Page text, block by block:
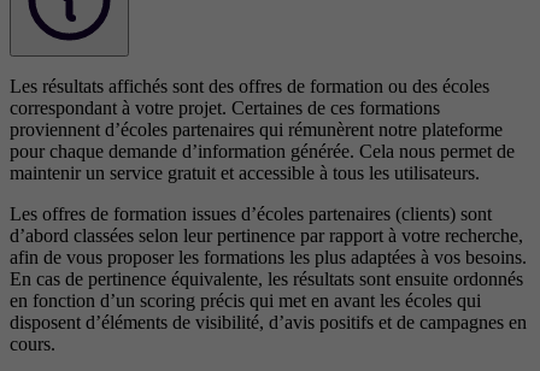
Les résultats affichés sont des offres de formation ou des écoles
correspondant à votre projet. Certaines de ces formations
proviennent d’écoles partenaires qui rémunèrent notre plateforme
pour chaque demande d’information générée. Cela nous permet de
maintenir un service gratuit et accessible à tous les utilisateurs.
Les offres de formation issues d’écoles partenaires (clients) sont
d’abord classées selon leur pertinence par rapport à votre recherche,
afin de vous proposer les formations les plus adaptées à vos besoins.
En cas de pertinence équivalente, les résultats sont ensuite ordonnés
en fonction d’un scoring précis qui met en avant les écoles qui
disposent d’éléments de visibilité, d’avis positifs et de campagnes en
cours.